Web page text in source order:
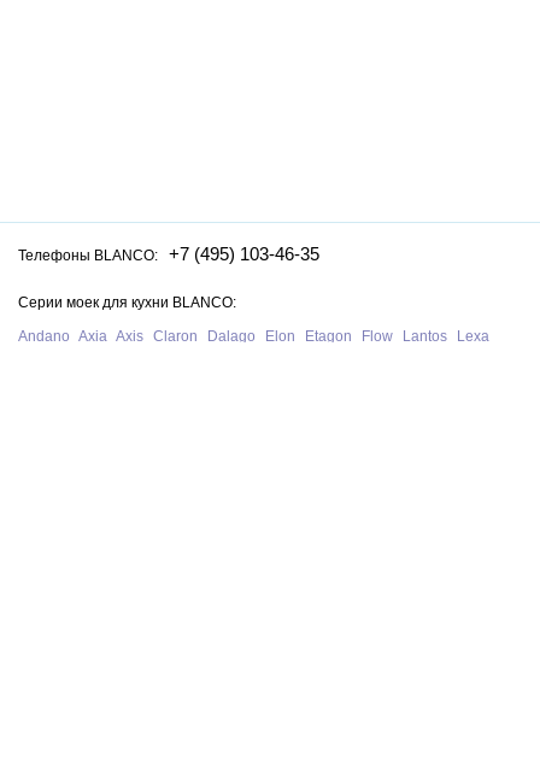
Телефоны BLANCO: +7 (495) 103-46-35
Серии моек для кухни BLANCO:
Andano Axia Axis Claron Dalago Elon Etagon Flow Lantos
Lexa